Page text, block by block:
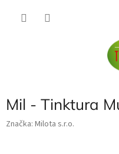
Mil - Tinktura
Značka: Milota s.r.o.